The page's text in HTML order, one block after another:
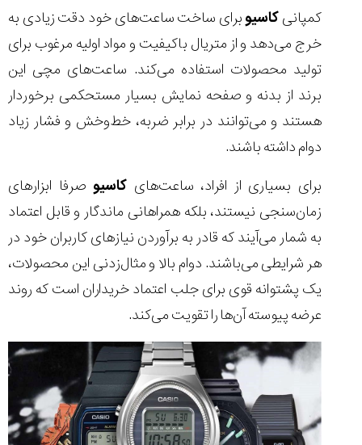
کمپانیکاسیوبرای ساخت ساعت‌های خود دقت زیادی به
خرج می‌دهد و از متریال‌ باکیفیت و مواد اولیه مرغوب برای
تولید محصولات استفاده می‌کند. ساعت‌های مچی این
برند از بدنه و صفحه نمایش بسیار مستحکمی برخوردار
هستند و می‌توانند در برابر ضربه، خط‌و‌خش و فشار زیاد
دوام داشته باشند.
برای بسیاری از افراد، ساعت‌های کاسیو صرفا ابزارهای
زمان‌سنجی نیستند، بلکه همراهانی ماندگار و قابل اعتماد
به شمار می‌آیند که قادر به برآوردن نیازهای کاربران خود در
هر شرایطی می‌باشند. دوام بالا و مثال‌زدنی این محصولات،
یک پشتوانه قوی برای جلب اعتماد خریداران است که روند
عرضه پیوسته آن‌ها را تقویت می‌کند.